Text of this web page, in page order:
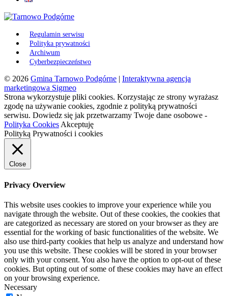
Regulamin serwisu
Polityka prywatności
Archiwum
Cyberbezpieczeństwo
© 2026 Gmina Tarnowo Podgórne | Interaktywna agencja
marketingowa Sigmeo
Strona wykorzystuje pliki cookies. Korzystając ze strony wyrażasz
zgodę na używanie cookies, zgodnie z polityką prywatności
serwisu. Dowiedz się jak przetwarzamy Twoje dane osobowe -
Polityka Cookies Akceptuję
Polityką Prywatności i cookies
Close
Privacy Overview
This website uses cookies to improve your experience while you
navigate through the website. Out of these cookies, the cookies that
are categorized as necessary are stored on your browser as they are
essential for the working of basic functionalities of the website. We
also use third-party cookies that help us analyze and understand how
you use this website. These cookies will be stored in your browser
only with your consent. You also have the option to opt-out of these
cookies. But opting out of some of these cookies may have an effect
on your browsing experience.
Necessary